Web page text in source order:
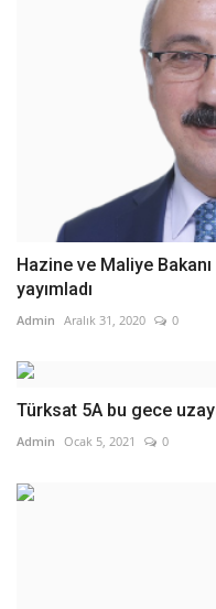
Hazine ve Maliye
yayımladı
Admin Aralık 31, 2020 0
Türksat 5A bu gece
Admin Ocak 5, 2021 0